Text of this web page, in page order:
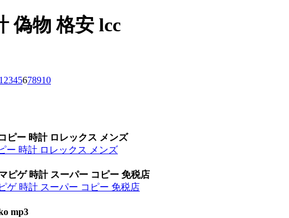
偽物 格安 lcc
1 2345678910
ピー 時計 ロレックス メンズ
ー 時計 ロレックス メンズ
ピゲ 時計 スーパー コピー 免税店
ゲ 時計 スーパー コピー 免税店
mp3